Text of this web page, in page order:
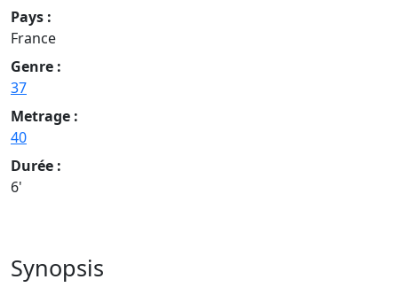
Pays :
France
Genre :
37
Metrage :
40
Durée :
6'
Synopsis